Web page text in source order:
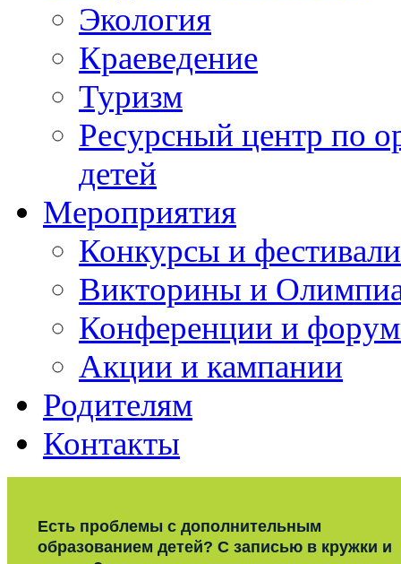
Экология
Краеведение
Туризм
Ресурсный центр по
детей
Мероприятия
Конкурсы и фестивали
Викторины и
Конференции и
Акции и кампании
Родителям
Контакты
Есть проблемы с дополнительным
образованием детей? С записью в кружки и